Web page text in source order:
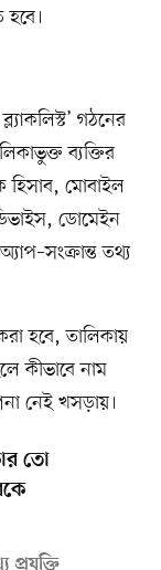
গঠনের
ব্যক্তির
হিসাব, মোবাইল
ডোমেইন
তথ্য
হবে, তালিকায়
কীভাবে নাম
নেই খসড়ায়।
তো